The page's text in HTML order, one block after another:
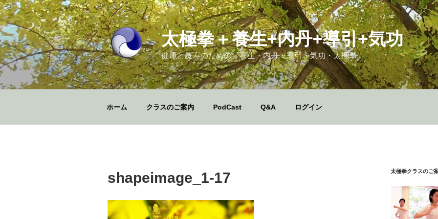
コ
ン
テ
ン
ツ
へ
ス
キ
太極拳＋養生+内丹+導引+気功
健康と長寿のための、養生・内丹・導引・気功・太極拳
ホーム クラスのご案内 PodCast Q&A ログイン
shapeimage_1-17 太極拳クラスのご